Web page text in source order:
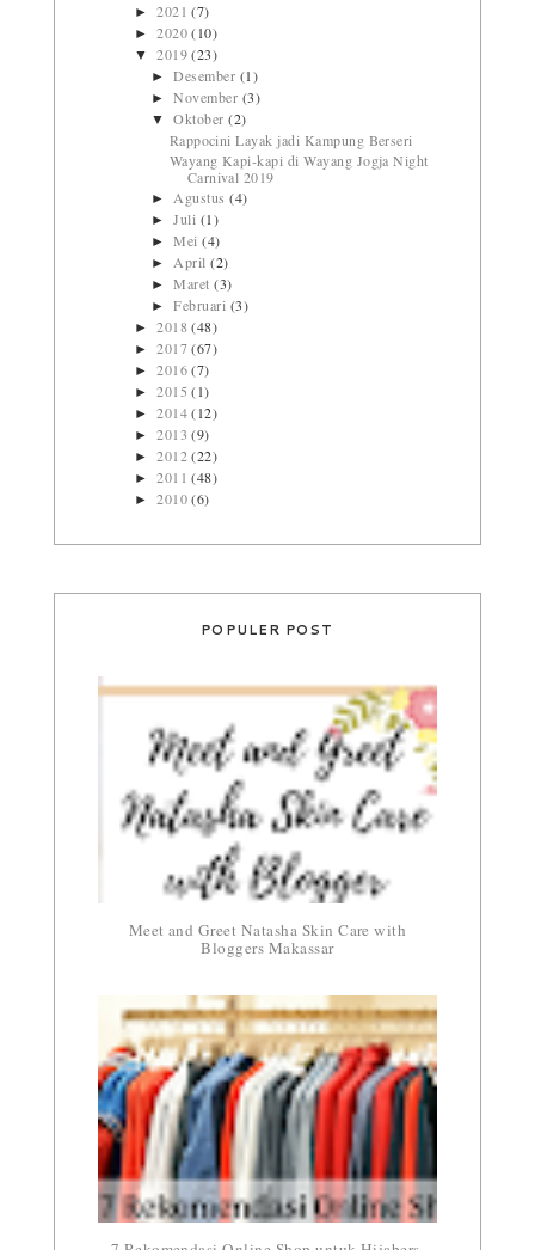
►2021(7)
►2020(10)
▼2019(23)
►Desember (1)
►November (3)
▼Oktober(2)
Rappocini Layak jadi Kampung Berseri
Wayang Kapi-kapi di Wayang Jogja Night
Carnival 2019
►Agustus(4)
►Juli (1)
►Mei(4)
►April(2)
►Maret(3)
►Februari (3)
►2018(48)
►2017(67)
►2016(7)
►2015(1)
►2014(12)
►2013(9)
►2012(22)
►2011(48)
►2010(6)
POPULER POST
Meet and Greet Natasha Skin Care with
Bloggers Makassar